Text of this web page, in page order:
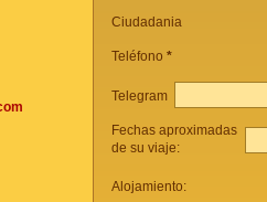
Ciudadania
Teléfono *
Telegram
Fechas aproximadas
de su viaje:
Alojamiento: